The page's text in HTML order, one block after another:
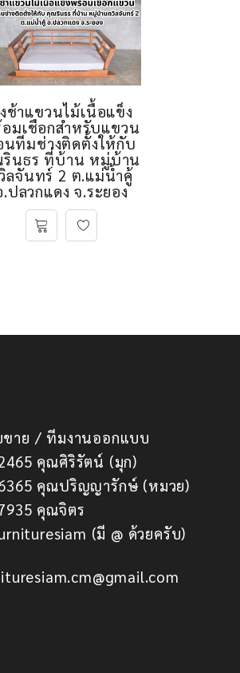
ช้าแขวนไม้เนื้อแข็ง
มเชือกสำหรับแขวน
นทีมช่างติดตั้งให้กับ
นธร ที่บ้าน หมู่บ้าน
ลจันทร์ 2 ต.แม่น้ำคู้
.ปลวกแดง จ.ระยอง
ขาย / ทีมงานออกแบบ
คุณศิริรัตน์ (มุก)
คุณปริญญารักษ์ (หมวย)
คุณจิตร
(มี @ ด้วยครับ)